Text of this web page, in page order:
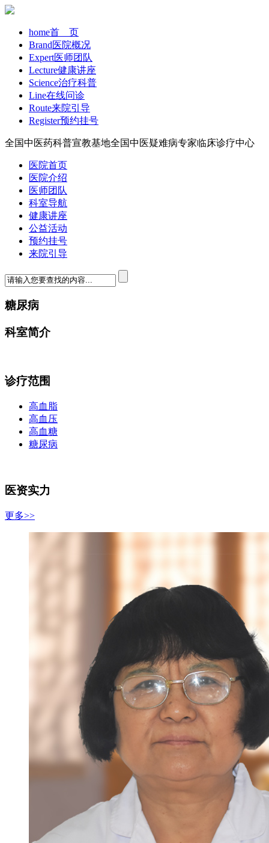
home首 页
Brand医院概况
Expert医师团队
Lecture健康讲座
Science治疗科普
Line在线问诊
Route来院引导
Register预约挂号
全国中医药科普宣教基地全国中医疑难病专家临床诊疗中心
医院首页
医院介绍
医师团队
科室导航
健康讲座
公益活动
预约挂号
来院引导
糖尿病
科室简介
诊疗范围
高血脂
高血压
高血糖
糖尿病
医资实力
更多>>